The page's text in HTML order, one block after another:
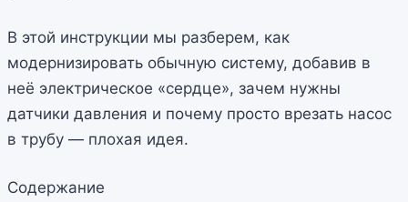
В этой инструкции мы разберем, как
модернизировать обычную систему, добавив в
неё электрическое «сердце», зачем нужны
датчики давления и почему просто врезать насос
в трубу — плохая идея.
Содержание